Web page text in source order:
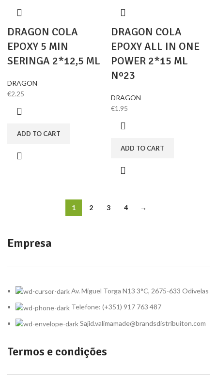
DRAGON COLA
EPOXY 5 MIN
SERINGA 2*12,5 ML
DRAGON
€2.25
ADD TO CART
DRAGON COLA
EPOXY ALL IN ONE
POWER 2*15 ML
Nº23
DRAGON
€1.95
ADD TO CART
1 2 3 4 →
Empresa
Av. Miguel Torga N13 3°C, 2675-633 Odivelas
Telefone: (+351) 917 763 487
Sajid.valimamade@brandsdistribuiton.com
Termos e condições